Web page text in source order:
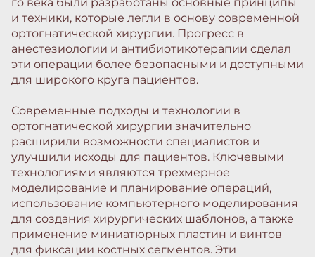
и техники, которые легли в основу современной
ортогнатической хирургии. Прогресс в
анестезиологии и антибиотикотерапии сделал
эти операции более безопасными и доступными
для широкого круга пациентов.
Современные подходы и технологии в
ортогнатической хирургии значительно
расширили возможности специалистов и
улучшили исходы для пациентов. Ключевыми
технологиями являются трехмерное
моделирование и планирование операций,
использование компьютерного моделирования
для создания хирургических шаблонов, а также
применение миниатюрных пластин и винтов
для фиксации костных сегментов. Эти